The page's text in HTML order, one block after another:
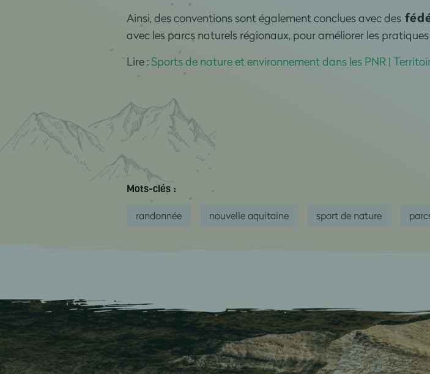
Ainsi, des conventions sont également conclues avec des
avec les parcs naturels régionaux, pour améliorer les
Lire :Sports de nature et environnement dans les PNR |
Mots-clés :
randonnée nouvelle aquitaine sport de nature